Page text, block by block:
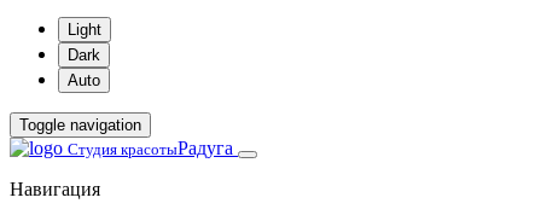
Light
Dark
Auto
Toggle navigation
Студия красотыРадуга
Навигация